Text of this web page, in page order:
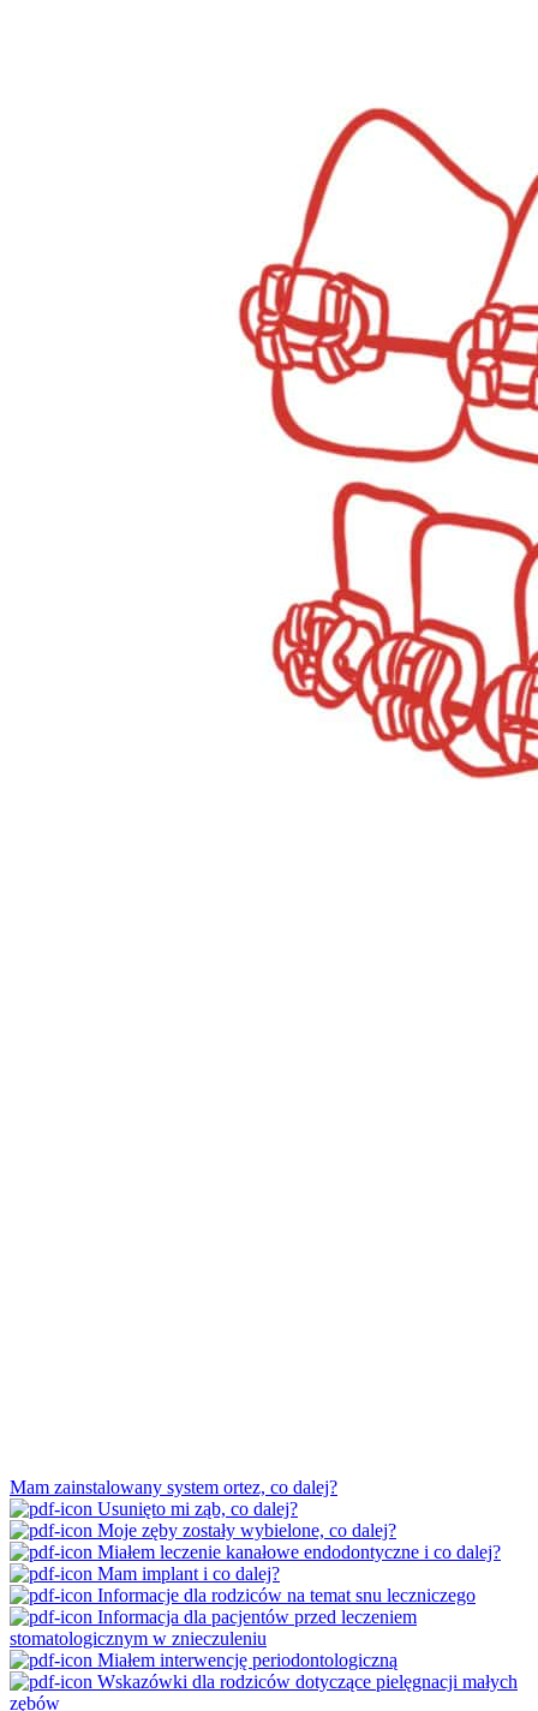
Mam zainstalowany system ortez, co dalej?
Usunięto mi ząb, co dalej?
Moje zęby zostały wybielone, co dalej?
Miałem leczenie kanałowe endodontyczne i co dalej?
Mam implant i co dalej?
Informacje dla rodziców na temat snu leczniczego
Informacja dla pacjentów przed leczeniem
stomatologicznym w znieczuleniu
Miałem interwencję periodontologiczną
Wskazówki dla rodziców dotyczące pielęgnacji małych
zębów